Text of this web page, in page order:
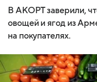
В АКОРТ заверили,
овощей и ягод из
на покупателях.